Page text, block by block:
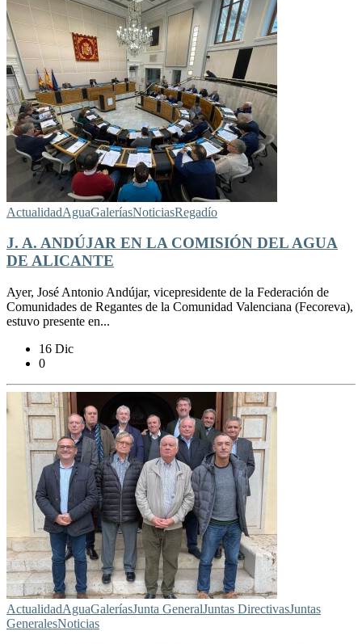
ActualidadAguaGaleríasNoticiasRegadío
J. A. ANDÚJAR EN LA COMISIÓN DEL AGUA
DE ALICANTE
Ayer, José Antonio Andújar, vicepresidente de la Federación de
Comunidades de Regantes de la Comunidad Valenciana (Fecoreva),
estuvo presente en...
16 Dic
0
ActualidadAguaGaleríasJunta GeneralJuntas DirectivasJuntas
GeneralesNoticias